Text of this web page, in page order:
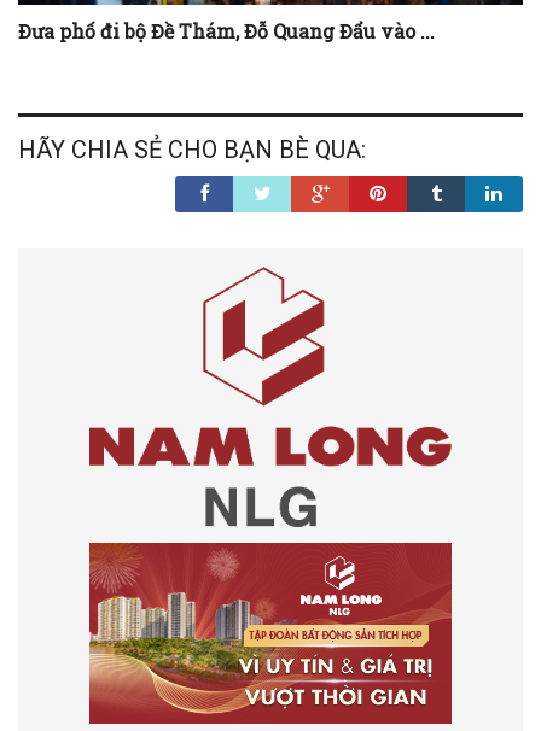
Đưa phố đi bộ Đề Thám, Đỗ Quang Đẩu vào ...
HÃY CHIA SẺ CHO BẠN BÈ QUA: